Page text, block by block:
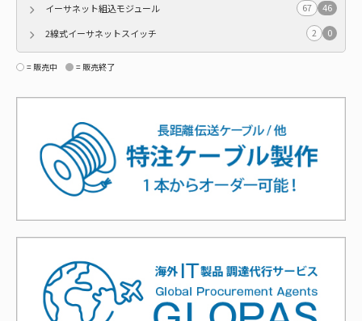
イーサネット組込モジュール
67
46
2線式イーサネットスイッチ
2 0
= 販売中 = 販売終了